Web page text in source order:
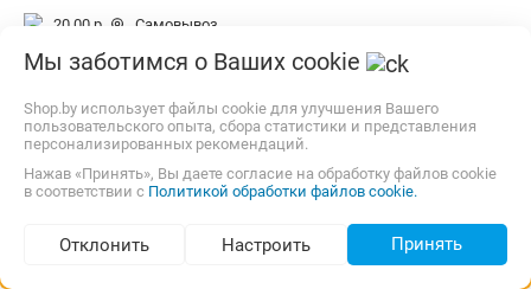
Подбор по параметрам (319)
20,00 р.
Самовывоз
карта, наличные, рассрочка, кредит
188,11р. newton.by 5.0(166)
Контакты В магазин
Мы заботимся о Ваших cookie
Shop.by использует файлы cookie для улучшения Вашего
пользовательского опыта, сбора статистики и представления
персонализированных рекомендаций.
Нажав «Принять», Вы даете согласие на обработку файлов cookie
в соответствии с Политикой обработки файлов cookie.
Отклонить Настроить Принять